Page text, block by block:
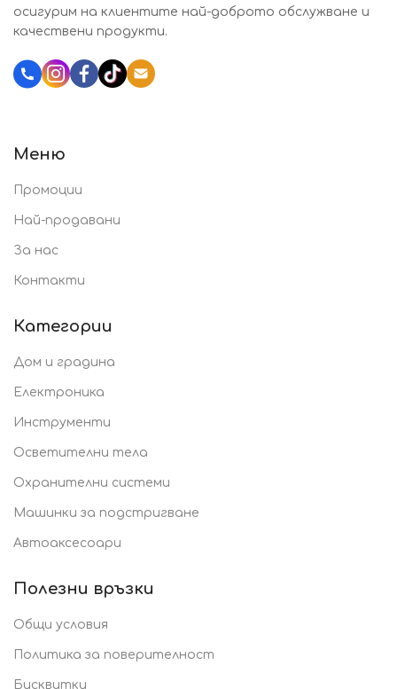
осигурим на клиентите най-доброто обслужване и
качествени продукти.
Меню
Промоции
Най-продавани
За нас
Контакти
Категории
Дом и градина
Електроника
Инструменти
Осветителни тела
Охранителни системи
Машинки за подстригване
Автоаксесоари
Полезни връзки
Общи условия
Политика за поверителност
Бисквитки